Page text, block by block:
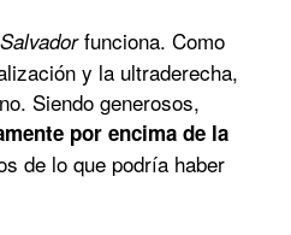
Salvadorfunciona. Como
y la ultraderecha,
Siendo generosos,
por encima de la
de lo que podría haber